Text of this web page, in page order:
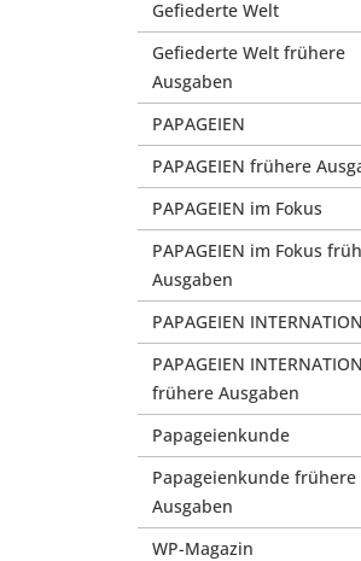
Gefiederte Welt
Gefiederte Welt frühere
Ausgaben
PAPAGEIEN
PAPAGEIEN frühere
PAPAGEIEN im Fokus
PAPAGEIEN im Fokus
Ausgaben
PAPAGEIEN
PAPAGEIEN
frühere Ausgaben
Papageienkunde
Papageienkunde frühere
Ausgaben
WP-Magazin